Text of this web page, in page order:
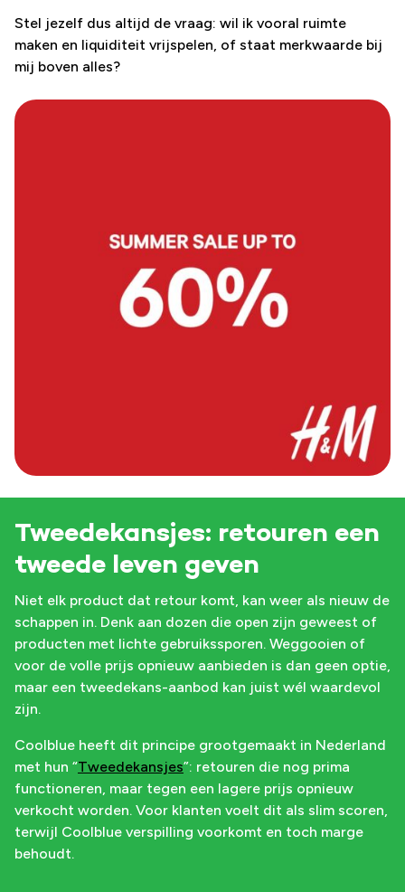
Stel jezelf dus altijd de vraag: wil ik vooral ruimte
maken en liquiditeit vrijspelen, of staat merkwaarde bij
mij boven alles?
Tweedekansjes: retouren een
tweede leven geven
Niet elk product dat retour komt, kan weer als nieuw de
schappen in. Denk aan dozen die open zijn geweest of
producten met lichte gebruikssporen. Weggooien of
voor de volle prijs opnieuw aanbieden is dan geen optie,
maar een tweedekans-aanbod kan juist wél waardevol
zijn.
Coolblue heeft dit principe grootgemaakt in Nederland
met hun “Tweedekansjes”: retouren die nog prima
functioneren, maar tegen een lagere prijs opnieuw
verkocht worden. Voor klanten voelt dit als slim scoren,
terwijl Coolblue verspilling voorkomt en toch marge
behoudt.